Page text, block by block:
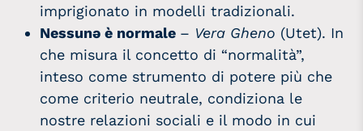
imprigionato in modelli tradizionali.
Nessunə è normale – Vera Gheno (Utet). In
che misura il concetto di “normalità”,
inteso come strumento di potere più che
come criterio neutrale, condiziona le
nostre relazioni sociali e il modo in cui